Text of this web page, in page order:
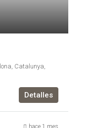
Catalunya,
Detalles